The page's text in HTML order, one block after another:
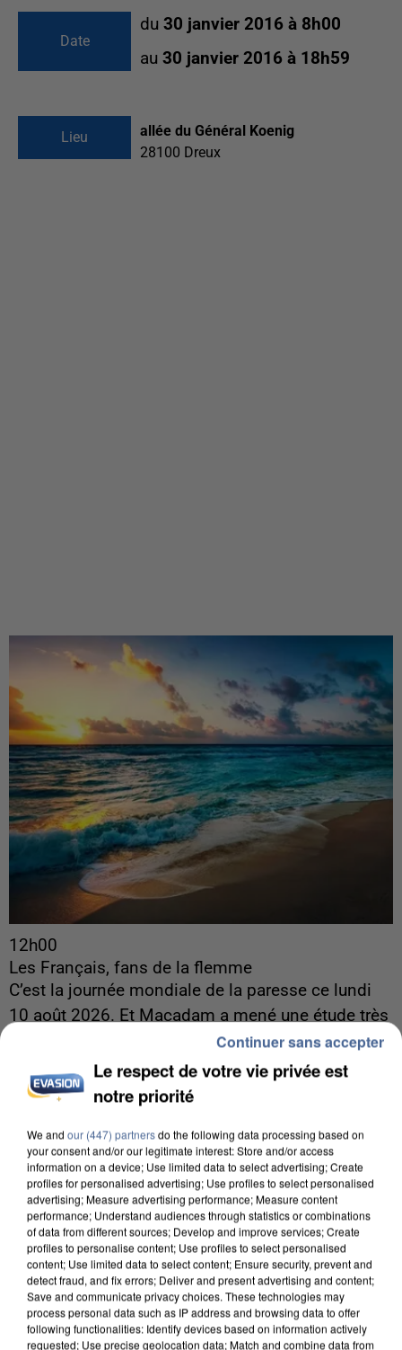
Date
du 30 janvier 2016 à 8h00
au 30 janvier 2016 à 18h59
Lieu
allée du Général Koenig
28100 Dreux
12h00
Les Français, fans de la flemme
C’est la journée mondiale de la paresse ce lundi
10 août 2026. Et Macadam a mené une étude très
Le respect de votre vie privée est
notre priorité
We and our (447) partnersdo the following data processing based on
your consent and/or our legitimate interest: Store and/or access
information on a device; Use limited data to select advertising; Create
profiles for personalised advertising; Use profiles to select personalised
advertising; Measure advertising performance; Measure content
performance; Understand audiences through statistics or combinations
of data from different sources; Develop and improve services; Create
profiles to personalise content; Use profiles to select personalised
content; Use limited data to select content; Ensure security, prevent and
detect fraud, and fix errors; Deliver and present advertising and content;
Save and communicate privacy choices. These technologies may
process personal data such as IP address and browsing data to offer
following functionalities: Identify devices based on information actively
requested; Use precise geolocation data; Match and combine data from
Continuer sans accepter